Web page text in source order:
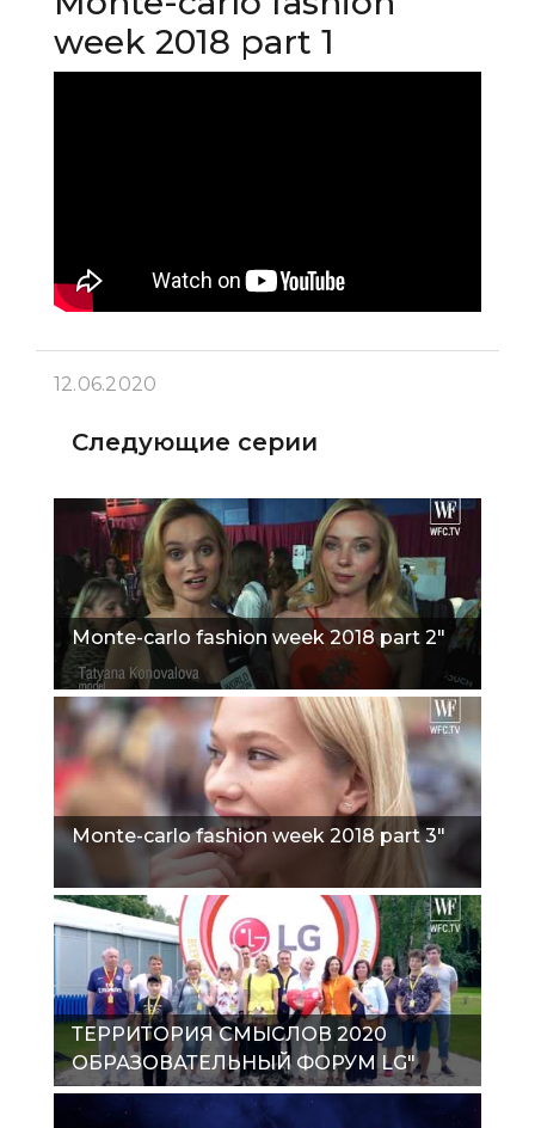
week 2018 part 1
12.06.2020
Следующие серии
Monte-carlo fashion week 2018 part 2"
Monte-carlo fashion week 2018 part 3"
ТЕРРИТОРИЯ СМЫСЛОВ 2020
ОБРАЗОВАТЕЛЬНЫЙ ФОРУМ LG"